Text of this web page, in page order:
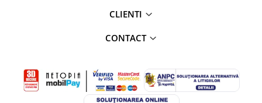
CLIENTI
CONTACT